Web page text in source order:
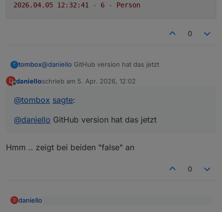
2026.04.05 12:32:41 - 6 - Person
0
T tombox@daniello GitHub version hat das jetzt
D danielloschrieb am 5. Apr. 2026, 12:02
zuletzt editiert von
@tombox sagte:
@daniello GitHub version hat das jetzt
Hmm .. zeigt bei beiden "false" an
0
D daniello